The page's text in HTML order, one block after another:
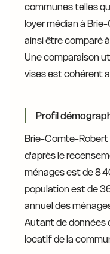
communes telles
loyer médian à
ainsi être comparé
Une comparaison
vises est cohérent
Profil
Brie-Comte-
d'après le
ménages est de 8
population est de
annuel des
Autant de données
locatif de la